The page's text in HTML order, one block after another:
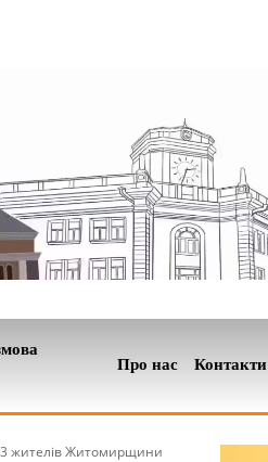
Про нас Контакти
3 жителів Житомирщини